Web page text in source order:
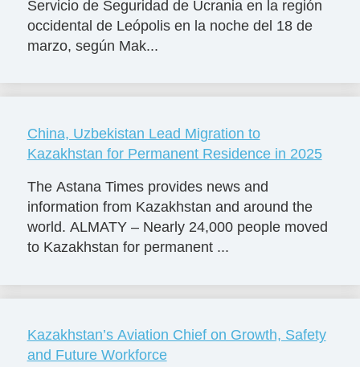
Servicio de Seguridad de Ucrania en la región
occidental de Leópolis en la noche del 18 de
marzo, según Mak...
China, Uzbekistan Lead Migration to
Kazakhstan for Permanent Residence in 2025
The Astana Times provides news and
information from Kazakhstan and around the
world. ALMATY – Nearly 24,000 people moved
to Kazakhstan for permanent ...
Kazakhstan’s Aviation Chief on Growth, Safety
and Future Workforce